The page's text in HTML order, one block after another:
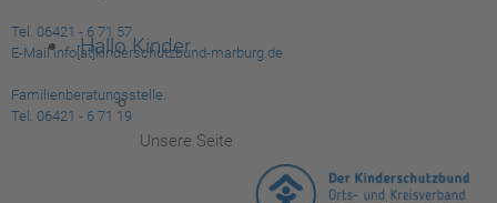
Hallo Kinder
Unsere Seite
Tel. 06421 - 6 71 57
E-Mail info[at]kinderschutzbund-marburg.de
Familienberatungsstelle:
Tel. 06421 - 6 71 19